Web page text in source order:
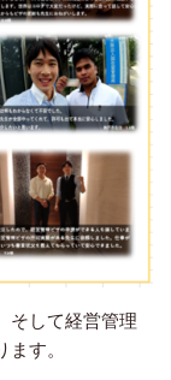
そして経営管理
す。